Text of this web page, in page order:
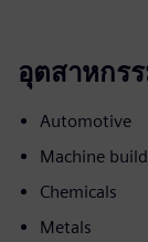
อุตสาหกร
Automotive
Machine
Chemicals
Metals